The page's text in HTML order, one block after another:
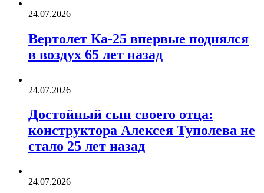
24.07.2026
Вертолет Ка-25 впервые поднялся
в воздух 65 лет назад
24.07.2026
Достойный сын своего отца:
конструктора Алексея Туполева не
стало 25 лет назад
24.07.2026